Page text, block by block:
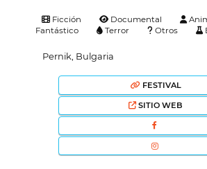
Ficción Documental
Fantástico
Terror Otros
Pernik, Bulgaria
FESTIVAL
SITIO WEB